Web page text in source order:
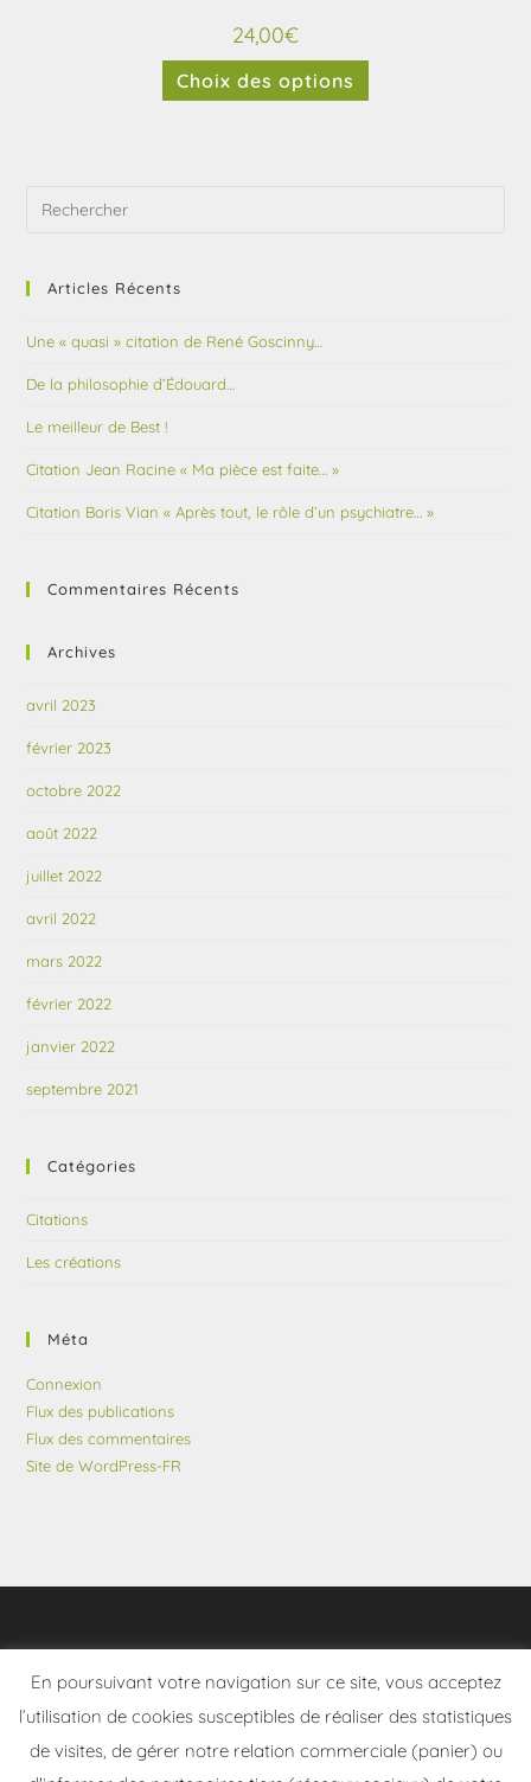
24,00€
Choix des options
Articles Récents
Une « quasi » citation de René Goscinny…
De la philosophie d’Édouard…
Le meilleur de Best !
Citation Jean Racine « Ma pièce est faite… »
Citation Boris Vian « Après tout, le rôle d’un psychiatre… »
Commentaires Récents
Archives
avril 2023
février 2023
octobre 2022
août 2022
juillet 2022
avril 2022
mars 2022
février 2022
janvier 2022
septembre 2021
Catégories
Citations
Les créations
Méta
Connexion
Flux des publications
Flux des commentaires
Site de WordPress-FR
En poursuivant votre navigation sur ce site, vous acceptez
l’utilisation de cookies susceptibles de réaliser des statistiques
de visites, de gérer notre relation commerciale (panier) ou